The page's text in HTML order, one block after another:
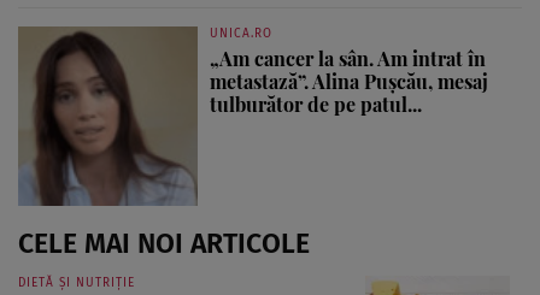
UNICA.RO
„Am cancer la sân. Am intrat în
metastază”. Alina Pușcău, mesaj
tulburător de pe patul...
CELE MAI NOI ARTICOLE
DIETĂ ȘI NUTRIȚIE